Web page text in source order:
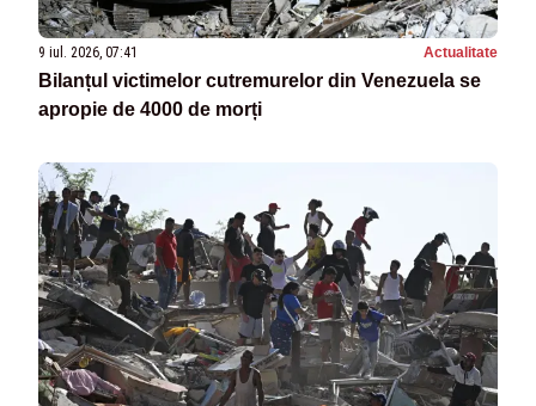
9 iul. 2026, 07:41 Actualitate
Bilanțul victimelor cutremurelor din Venezuela se
apropie de 4000 de morți